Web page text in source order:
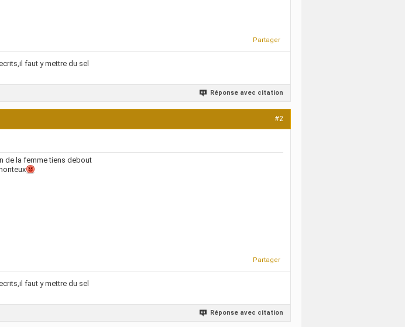
Partager
faut y mettre du sel
Réponse avec citation
#2
de la femme tiens debout
Partager
faut y mettre du sel
Réponse avec citation